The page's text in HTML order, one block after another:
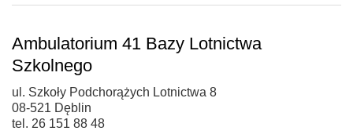
Ambulatorium 41 Bazy Lotnictwa
Szkolnego
ul. Szkoły Podchorążych Lotnictwa 8
08-521 Dęblin
tel. 26 151 88 48